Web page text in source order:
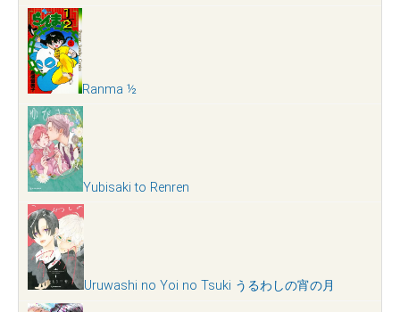
Ranma ½
Yubisaki to Renren
Uruwashi no Yoi no Tsuki うるわしの宵の月